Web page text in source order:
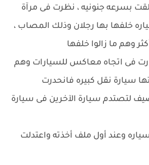
بسرعه جنونيه ، نظرت فى مرآة
خلفها بها رجلان وذلك المصاب ،
وهم ما زالوا خلفها
فى اتجاه معاكس للسيارات وهم
سيارة نقل كبيره فانحدرت
لتصتدم سيارة الآخرين فى سيارة
وعند أول ملف أخذته واعتدلت